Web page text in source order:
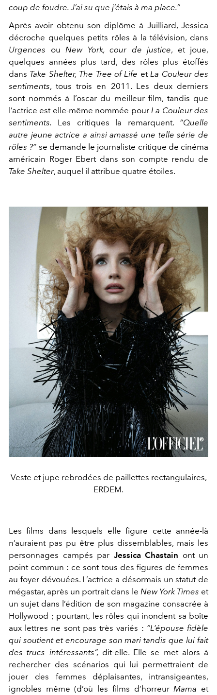
coup de foudre. J’ai su que j’étais à ma place.”
Après avoir obtenu son diplôme à Juilliard, Jessica
décroche quelques petits rôles à la télévision, dans
Urgences ou New York, cour de justice, et joue,
quelques années plus tard, des rôles plus étoffés
dans Take Shelter, The Tree of Life etLa Couleur des
sentiments, tous trois en 2011. Les deux derniers
sont nommés à l’oscar du meilleur film, tandis que
l’actrice est elle-même nommée pourLa Couleur des
sentiments. Les critiques la remarquent. “Quelle
autre jeune actrice a ainsi amassé une telle série de
rôles ?” se demande le journaliste critique de cinéma
américain Roger Ebert dans son compte rendu de
Take Shelter, auquel il attribue quatre étoiles.
Veste et jupe rebrodées de paillettes rectangulaires,
ERDEM.
Les films dans lesquels elle figure cette année-là
n’auraient pas pu être plus dissemblables, mais les
personnages campés par Jessica Chastain ont un
point commun : ce sont tous des figures de femmes
au foyer dévouées. L’actrice a désormais unstatut de
mégastar, après un portrait dans le New York Times et
un sujet dans l’édition de son magazine consacrée à
Hollywood ; pourtant, les rôles qui inondent sa boîte
aux lettres ne sont pastrès variés : “L’épouse fidèle
qui soutient et encourage son mari tandis que luifait
des trucs intéressants”, dit-elle. Elle se met alors à
rechercher des scénarios qui lui permettraient de
jouer des femmes déplaisantes, intransigeantes,
ignobles même (d’où les films d’horreur Mama et